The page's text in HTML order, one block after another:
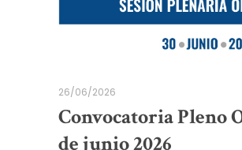
26/06/2026
Convocatoria Pleno
de junio 2026